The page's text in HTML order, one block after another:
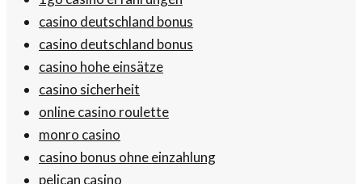
casino deutschland bonus
casino deutschland bonus
casino hohe einsätze
casino sicherheit
online casino roulette
monro casino
casino bonus ohne einzahlung
pelican casino